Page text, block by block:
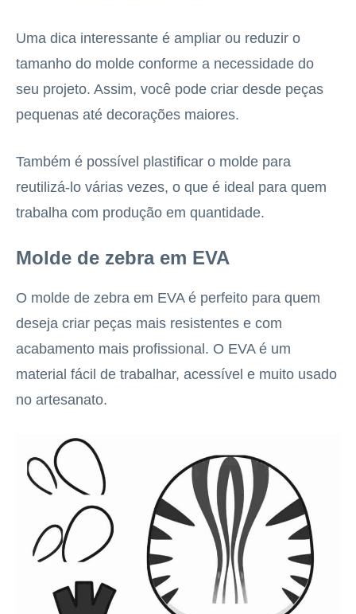
Uma dica interessante é ampliar ou reduzir o
tamanho do molde conforme a necessidade do
seu projeto. Assim, você pode criar desde peças
pequenas até decorações maiores.
Também é possível plastificar o molde para
reutilizá-lo várias vezes, o que é ideal para quem
trabalha com produção em quantidade.
Molde de zebra em EVA
O molde de zebra em EVA é perfeito para quem
deseja criar peças mais resistentes e com
acabamento mais profissional. O EVA é um
material fácil de trabalhar, acessível e muito usado
no artesanato.